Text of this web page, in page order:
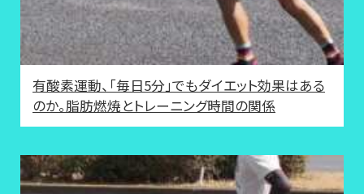
有酸素運動、「毎日5分」でもダイエット効果はある
のか。脂肪燃焼とトレーニング時間の関係